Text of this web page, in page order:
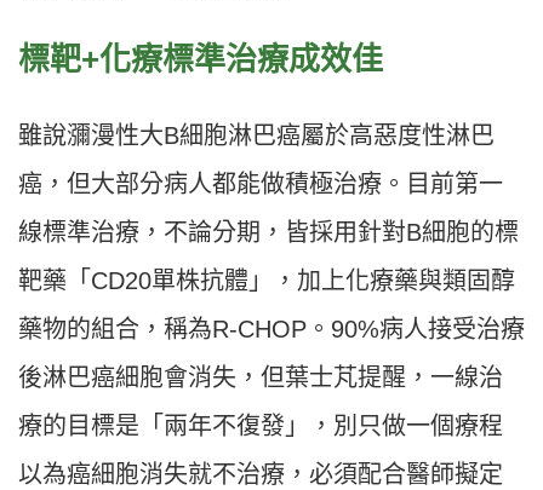
標靶+化療標準治療成效佳
雖說瀰漫性大B細胞淋巴癌屬於高惡度性淋巴
癌，但大部分病人都能做積極治療。目前第一
線標準治療，不論分期，皆採用針對B細胞的標
靶藥「CD20單株抗體」，加上化療藥與類固醇
藥物的組合，稱為R-CHOP。90%病人接受治療
後淋巴癌細胞會消失，但葉士芃提醒，一線治
療的目標是「兩年不復發」，別只做一個療程
以為癌細胞消失就不治療，必須配合醫師擬定